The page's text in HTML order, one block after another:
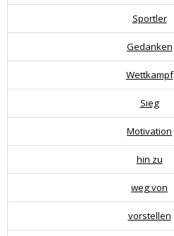
Sportler
Gedanken
Wettkampf
Sieg
Motivation
hin zu
weg von
vorstellen